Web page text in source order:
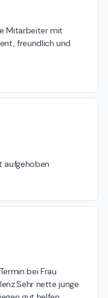
Mitarbeiter mit
freundlich und
aufgehoben
bei Frau
nette junge